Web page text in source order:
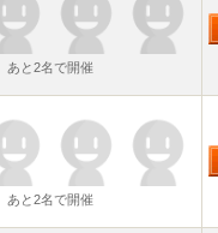
あと2名で開催
あと2名で開催